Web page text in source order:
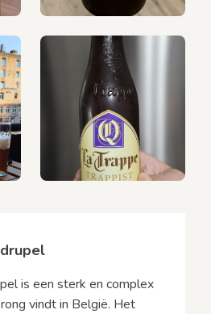
is een sterk en complex
vindt in België. Het